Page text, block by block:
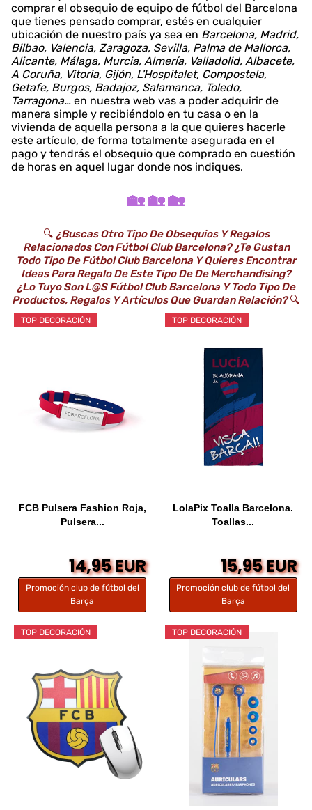
comprar el obsequio de equipo de fútbol del Barcelona
que tienes pensado comprar, estés en cualquier
ubicación de nuestro país ya sea en Barcelona, Madrid,
Bilbao, Valencia, Zaragoza, Sevilla, Palma de Mallorca,
Alicante, Málaga, Murcia, Almería, Valladolid, Albacete,
A Coruña, Vitoria, Gijón, L'Hospitalet, Compostela,
Getafe, Burgos, Badajoz, Salamanca, Toledo,
Tarragona… en nuestra web vas a poder adquirir de
manera simple y recibiéndolo en tu casa o en la
vivienda de aquella persona a la que quieres hacerle
este artículo, de forma totalmente asegurada en el
pago y tendrás el obsequio que comprado en cuestión
de horas en aquel lugar donde nos indiques.
🏡 🏡 🏡
🔍 ¿Buscas Otro Tipo De Obsequios Y Regalos
Relacionados Con Fútbol Club Barcelona? ¿Te Gustan
Todo Tipo De Fútbol Club Barcelona Y Quieres Encontrar
Ideas Para Regalo De Este Tipo De De Merchandising?
¿Lo Tuyo Son L@s Fútbol Club Barcelona Y Todo Tipo De
Productos, Regalos Y Artículos Que Guardan Relación?🔍
TOP DECORACIÓN
FCB Pulsera Fashion Roja,
Pulsera...
14,95 EUR
Promoción club de fútbol del
Barça
TOP DECORACIÓN
LolaPix Toalla Barcelona.
Toallas...
15,95 EUR
Promoción club de fútbol del
Barça
TOP DECORACIÓN TOP DECORACIÓN